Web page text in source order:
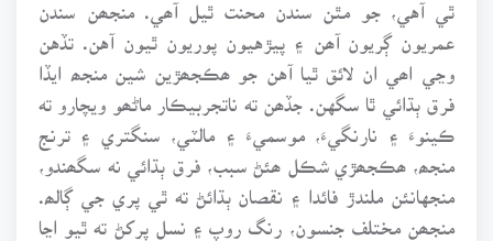
ٿي آهي، جو مٿن سندن محنت ٿيل آھي. منجھن سندن
عمريون ڳريون آھن ۽ پيڙهيون پوريون ٿيون آهن. تڏهن
وڃي اھي ان لائق ٿيا آهن جو ھڪجھڙين شين منجھ ايڏا
فرق ٻڌائي ٿا سگهن. جڏھن ته ناتجربيڪار ماڻھو ويچارو ته
ڪينوءَ ۽ نارنگيءَ، موسميءَ ۽ مالٽي، سنگتري ۽ ترنج
منجھ، ھڪجھڙي شڪل ھئڻ سبب، فرق ٻڌائي نه سگھندو،
منجهانئن ملندڙ فائدا ۽ نقصان ٻڌائڻ ته ٿي پري جي ڳالھ.
منجھن مختلف جنسون، رنگ روپ ۽ نسل پرکڻ ته ٿيو اڃا